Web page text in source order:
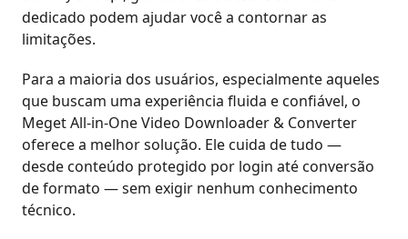
dedicado podem ajudar você a contornar as
limitações.
Para a maioria dos usuários, especialmente aqueles
que buscam uma experiência fluida e confiável, o
Meget All-in-One Video Downloader & Converter
oferece a melhor solução. Ele cuida de tudo —
desde conteúdo protegido por login até conversão
de formato — sem exigir nenhum conhecimento
técnico.